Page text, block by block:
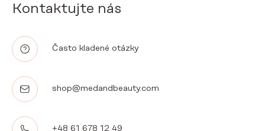
Kontaktujte nás
Často kladené otázky
shop@medandbeauty.com
+48 61 678 12 49